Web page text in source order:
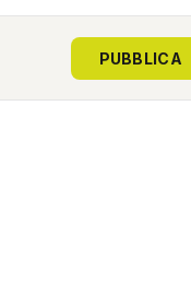
PUBBLICA